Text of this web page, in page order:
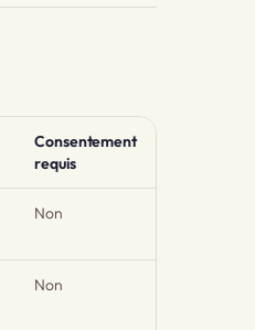
Consentement
requis
Non
Non